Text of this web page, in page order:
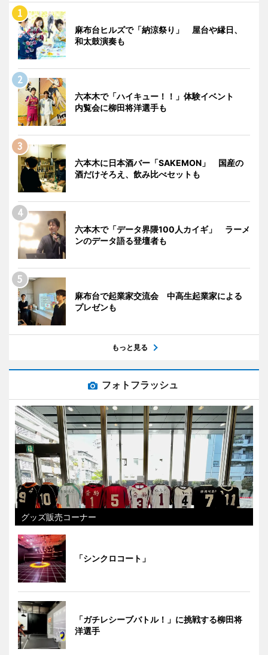
麻布台ヒルズで「納涼祭り」 屋台や縁日、
和太鼓演奏も
六本木で「ハイキュー！！」体験イベント
内覧会に柳田将洋選手も
六本木に日本酒バー「SAKEMON」 国産の
酒だけそろえ、飲み比べセットも
六本木で「データ界隈100人カイギ」 ラーメ
ンのデータ語る登壇者も
麻布台で起業家交流会 中高生起業家による
プレゼンも
もっと見る
フォトフラッシュ
グッズ販売コーナー
「シンクロコート」
「ガチレシーブバトル！」に挑戦する柳田将
洋選手